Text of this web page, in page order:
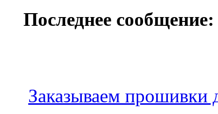
Последнее сообщение:
Заказываем прошивки